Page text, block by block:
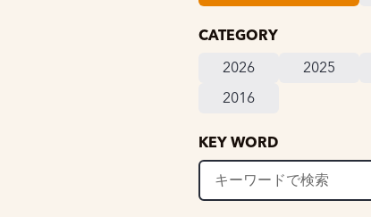
CATEGORY
2026 2025
2016
KEY WORD